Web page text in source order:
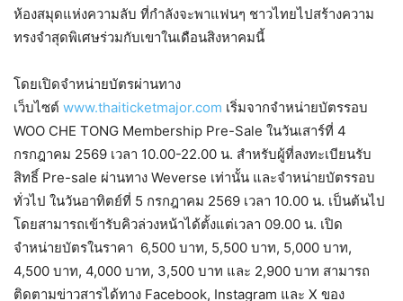
ห้องสมุดแห่งความลับ ที่กำลังจะพาแฟนๆ ชาวไทยไปสร้างความ
ทรงจำสุดพิเศษร่วมกับเขาในเดือนสิงหาคมนี้
โดยเปิดจำหน่ายบัตรผ่านทาง
เว็บไซต์ www.thaiticketmajor.com เริ่มจากจำหน่ายบัตรรอบ
WOO CHE TONG Membership Pre-Sale ในวันเสาร์ที่ 4
กรกฎาคม 2569 เวลา 10.00-22.00 น. สำหรับผู้ที่ลงทะเบียนรับ
สิทธิ์ Pre-sale ผ่านทาง Weverse เท่านั้น และจำหน่ายบัตรรอบ
ทั่วไป ในวันอาทิตย์ที่ 5 กรกฎาคม 2569 เวลา 10.00 น. เป็นต้นไป
โดยสามารถเข้ารับคิวล่วงหน้าได้ตั้งแต่เวลา 09.00 น. เปิด
จำหน่ายบัตรในราคา 6,500 บาท, 5,500 บาท, 5,000 บาท,
4,500 บาท, 4,000 บาท, 3,500 บาท และ 2,900 บาท สามารถ
ติดตามข่าวสารได้ทาง Facebook, Instagram และ X ของ